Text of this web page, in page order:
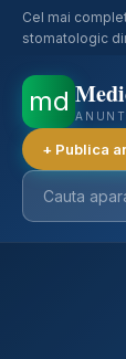
Cel mai
stomatologic
md
+ Publica